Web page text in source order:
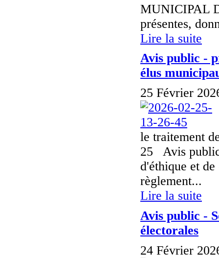
MUNICIPAL
présentes,
Lire la suite
Avis public -
élus
25 Février
le traitement
25 Avis
d'éthique et
règlement...
Lire la suite
Avis public -
électorales
24 Février